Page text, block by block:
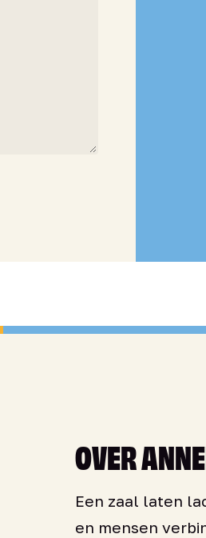
OVER
Een zaal laten
en mensen